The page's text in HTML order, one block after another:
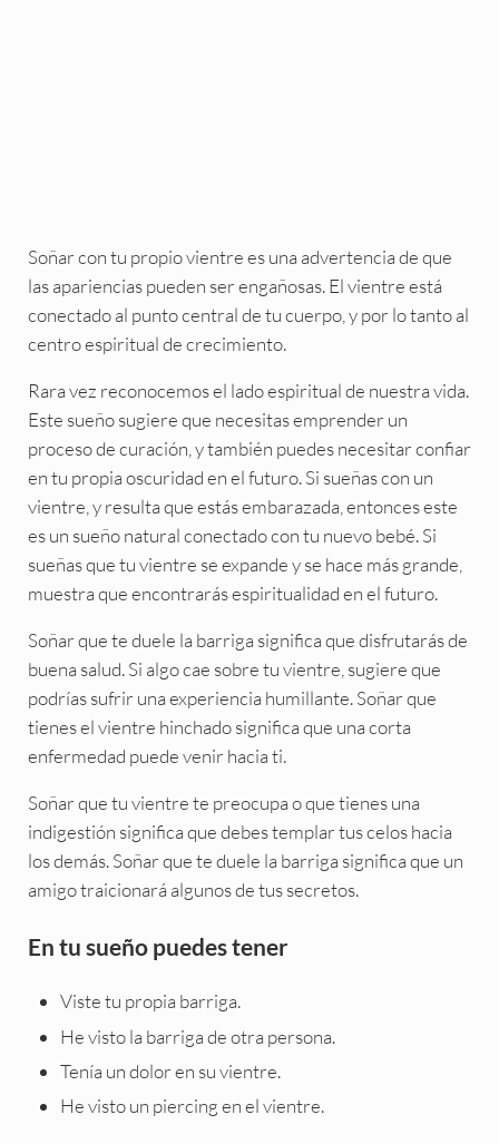
Soñar con tu propio vientre es una advertencia de que
las apariencias pueden ser engañosas. El vientre está
conectado al punto central de tu cuerpo, y por lo tanto al
centro espiritual de crecimiento.
Rara vez reconocemos el lado espiritual de nuestra vida.
Este sueño sugiere que necesitas emprender un
proceso de curación, y también puedes necesitar confiar
en tu propia oscuridad en el futuro. Si sueñas con un
vientre, y resulta que estás embarazada, entonces este
es un sueño natural conectado con tu nuevo bebé. Si
sueñas que tu vientre se expande y se hace más grande,
muestra que encontrarás espiritualidad en el futuro.
Soñar que te duele la barriga significa que disfrutarás de
buena salud. Si algo cae sobre tu vientre, sugiere que
podrías sufrir una experiencia humillante. Soñar que
tienes el vientre hinchado significa que una corta
enfermedad puede venir hacia ti.
Soñar que tu vientre te preocupa o que tienes una
indigestión significa que debes templar tus celos hacia
los demás. Soñar que te duele la barriga significa que un
amigo traicionará algunos de tus secretos.
En tu sueño puedes tener
Viste tu propia barriga.
He visto la barriga de otra persona.
Tenía un dolor en su vientre.
He visto un piercing en el vientre.